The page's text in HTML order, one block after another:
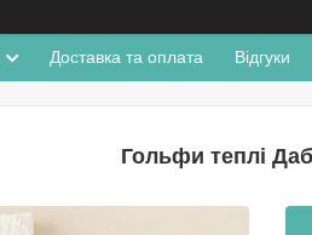
Доставка та оплата Відгуки
Гольфи теплі